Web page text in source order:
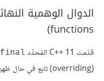
functions)
قدّمت C++‎ 11 المُحدِّد ‎final‎
(overriding) تابع في حال ظهر في بصمته (signature):